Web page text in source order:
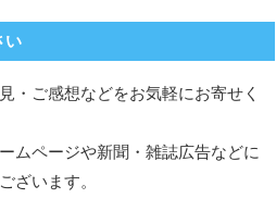
い
・ご感想などをお気軽にお寄せく
ムページや新聞・雑誌広告などに
ざいます。